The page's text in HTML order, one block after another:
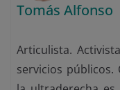
Tomás Alfonso
Articulista.
servicios